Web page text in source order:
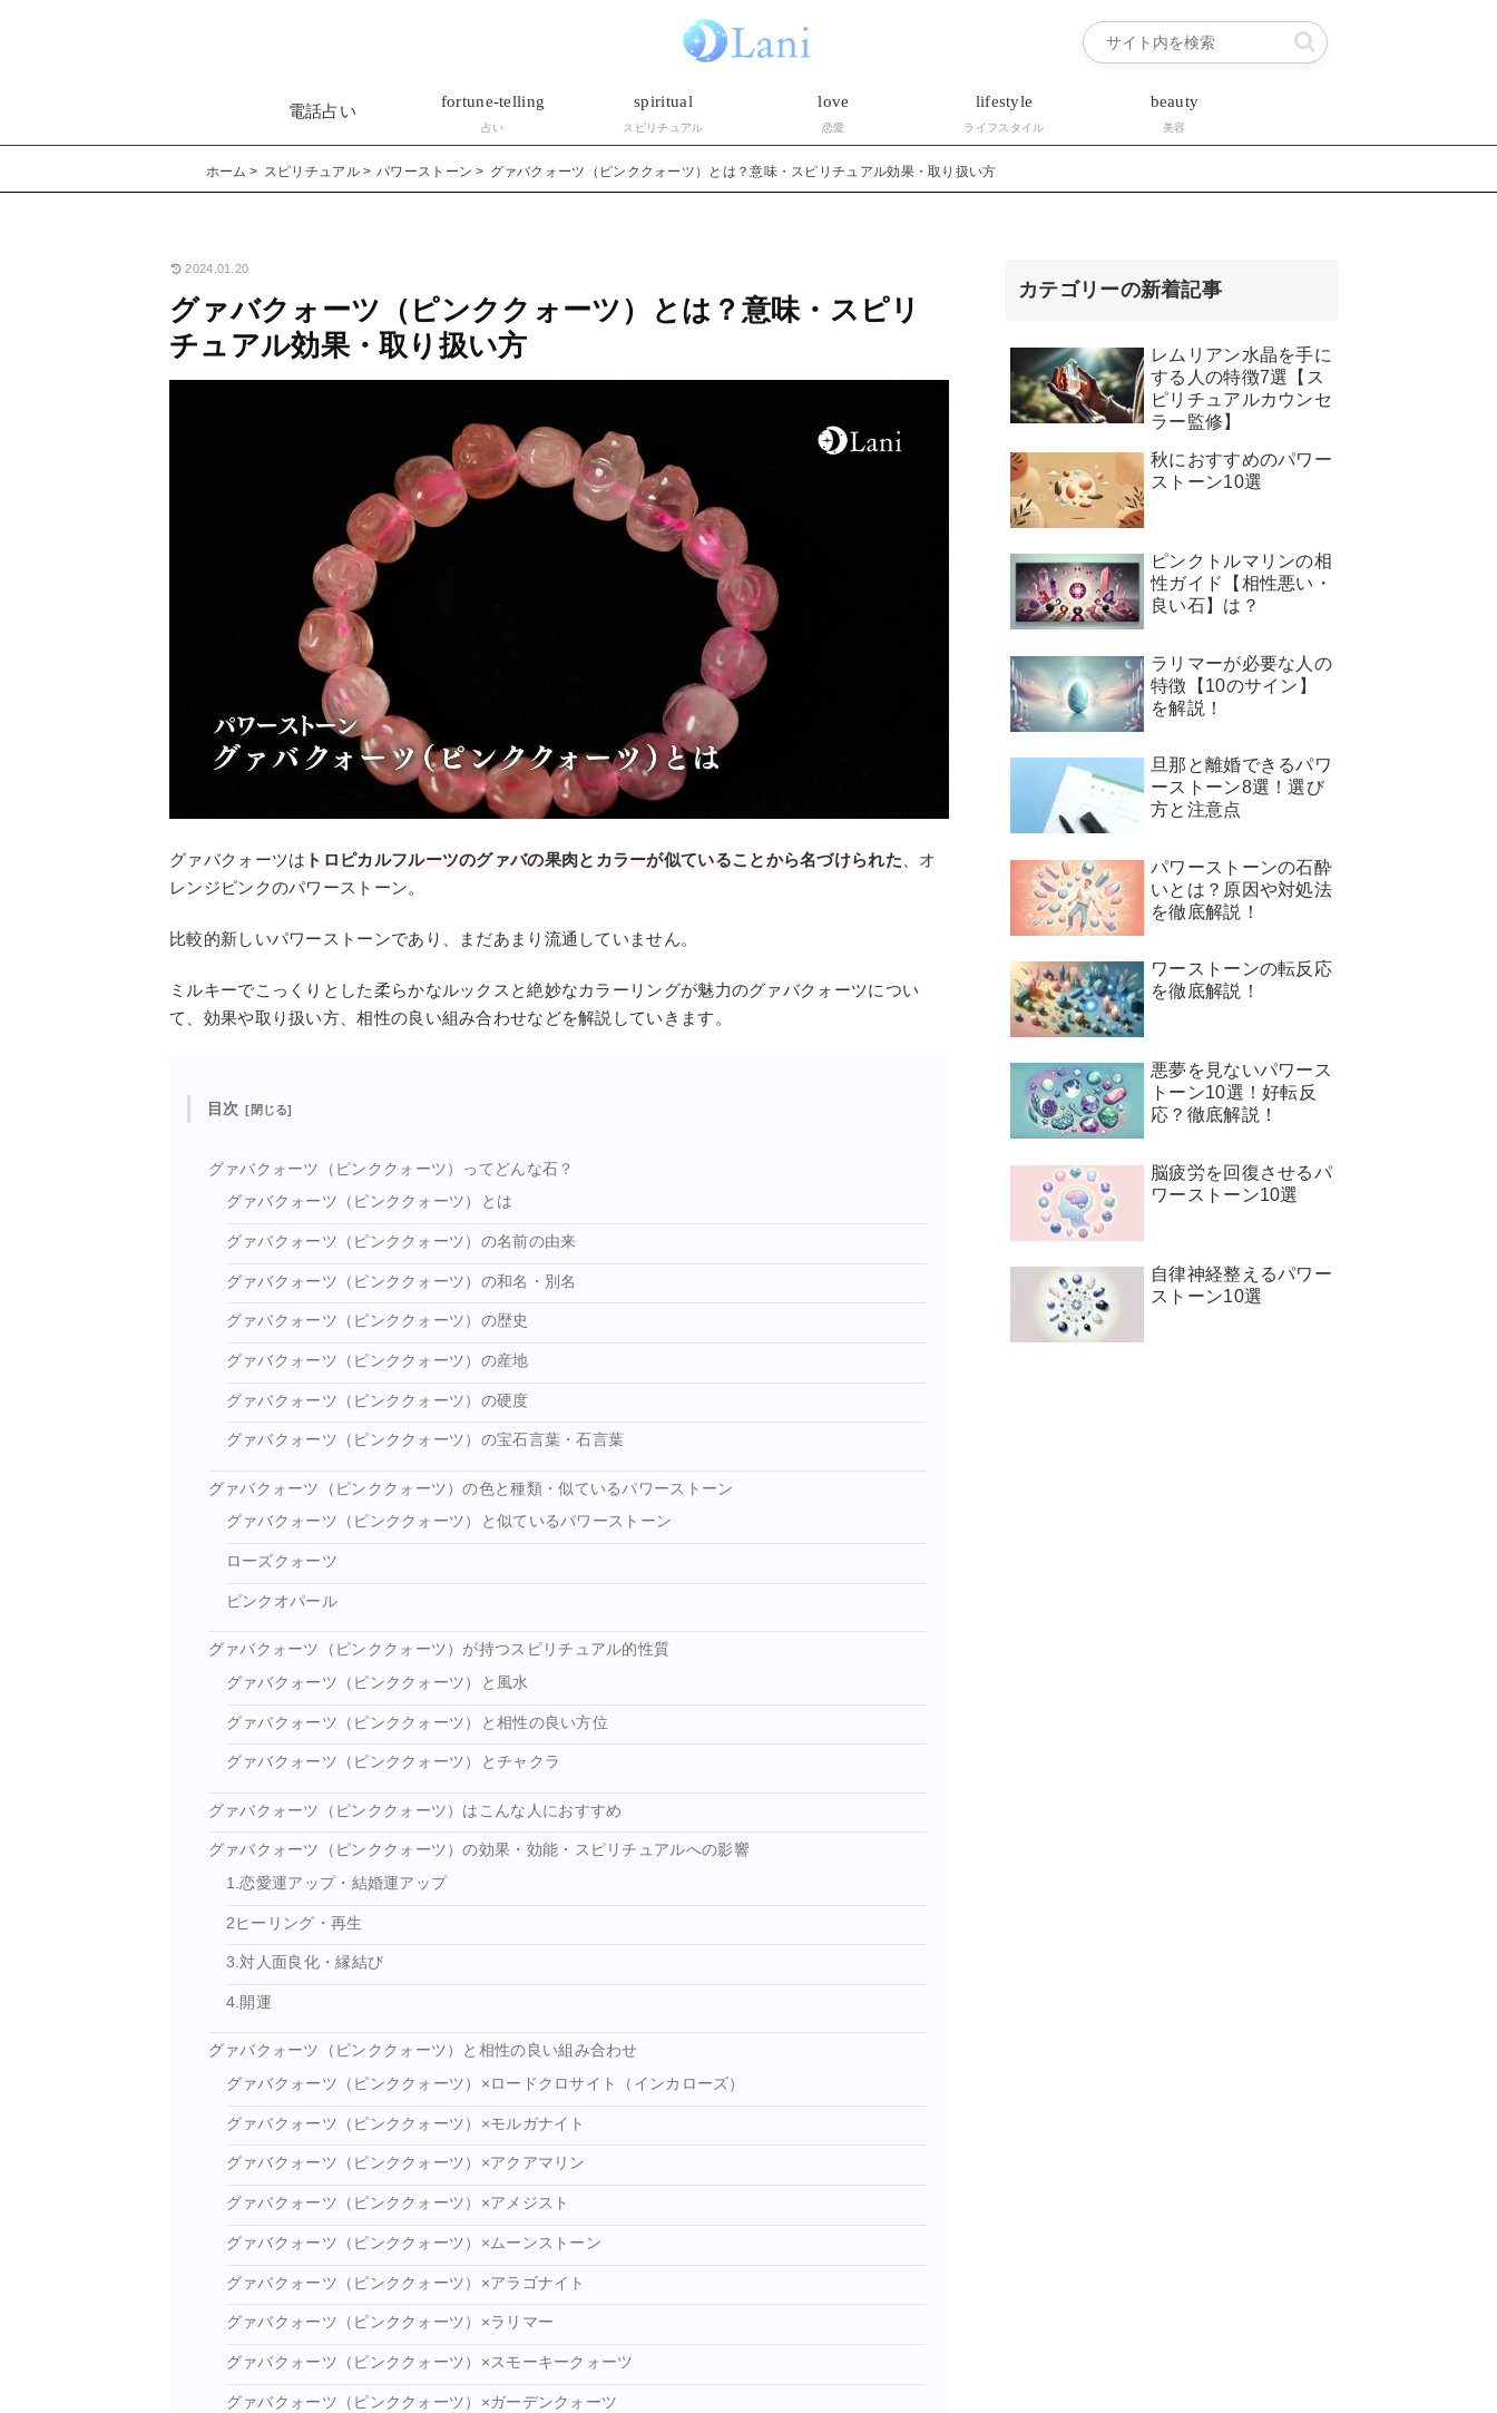
電話占い
fortune-telling
占い
spiritual
スピリチュアル
love
恋愛
lifestyle
ライフスタイル
beauty
美容
ホーム スピリチュアル パワーストーン グァバクォーツ（ピンククォーツ）とは？意味・スピリチュアル効果・取り扱い方
2024.01.20
グァバクォーツ（ピンククォーツ）とは？意味・スピリ
チュアル効果・取り扱い方
グァバクォーツは トロピカルフルーツのグァバの果肉とカラーが似ていることから名づけられた 、オ
レンジピンクのパワーストーン。
比較的新しいパワーストーンであり、まだあまり流通していません。
ミルキーでこっくりとした柔らかなルックスと絶妙なカラーリングが魅力のグァバクォーツについ
て、効果や取り扱い方、相性の良い組み合わせなどを解説していきます。
目次
グァバクォーツ（ピンククォーツ）ってどんな石？
グァバクォーツ（ピンククォーツ）とは
グァバクォーツ（ピンククォーツ）の名前の由来
グァバクォーツ（ピンククォーツ）の和名・別名
グァバクォーツ（ピンククォーツ）の歴史
グァバクォーツ（ピンククォーツ）の産地
グァバクォーツ（ピンククォーツ）の硬度
グァバクォーツ（ピンククォーツ）の宝石言葉・石言葉
グァバクォーツ（ピンククォーツ）の色と種類・似ているパワーストーン
グァバクォーツ（ピンククォーツ）と似ているパワーストーン
ローズクォーツ
ピンクオパール
グァバクォーツ（ピンククォーツ）が持つスピリチュアル的性質
グァバクォーツ（ピンククォーツ）と風水
グァバクォーツ（ピンククォーツ）と相性の良い方位
グァバクォーツ（ピンククォーツ）とチャクラ
グァバクォーツ（ピンククォーツ）はこんな人におすすめ
グァバクォーツ（ピンククォーツ）の効果・効能・スピリチュアルへの影響
1.恋愛運アップ・結婚運アップ
2ヒーリング・再生
3.対人面良化・縁結び
4.開運
グァバクォーツ（ピンククォーツ）と相性の良い組み合わせ
グァバクォーツ（ピンククォーツ）×ロードクロサイト（インカローズ）
グァバクォーツ（ピンククォーツ）×モルガナイト
グァバクォーツ（ピンククォーツ）×アクアマリン
グァバクォーツ（ピンククォーツ）×アメジスト
グァバクォーツ（ピンククォーツ）×ムーンストーン
グァバクォーツ（ピンククォーツ）×アラゴナイト
グァバクォーツ（ピンククォーツ）×ラリマー
グァバクォーツ（ピンククォーツ）×スモーキークォーツ
グァバクォーツ（ピンククォーツ）×ガーデンクォーツ
カテゴリーの新着記事
レムリアン水晶を手に
する人の特徴7選【ス
ピリチュアルカウンセ
ラー監修】
秋におすすめのパワー
ストーン10選
ピンクトルマリンの相
性ガイド【相性悪い・
良い石】は？
ラリマーが必要な人の
特徴【10のサイン】
を解説！
旦那と離婚できるパワ
ーストーン8選！選び
方と注意点
パワーストーンの石酔
いとは？原因や対処法
を徹底解説！
ワーストーンの転反応
を徹底解説！
悪夢を見ないパワース
トーン10選！好転反
応？徹底解説！
脳疲労を回復させるパ
ワーストーン10選
自律神経整えるパワー
ストーン10選